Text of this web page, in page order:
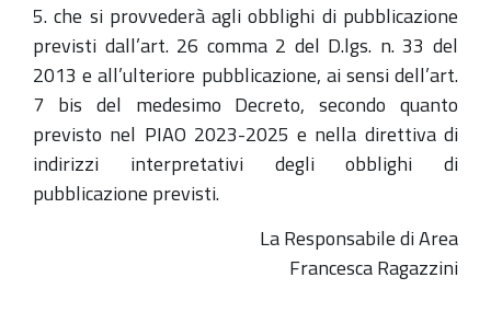
5. che si provvederà agli obblighi di pubblicazione
previsti dall’art. 26 comma 2 del D.lgs. n. 33 del
2013 e all’ulteriore pubblicazione, ai sensi dell’art.
7 bis del medesimo Decreto, secondo quanto
previsto nel PIAO 2023-2025 e nella direttiva di
indirizzi interpretativi degli obblighi di
pubblicazione previsti.
La Responsabile di Area
Francesca Ragazzini